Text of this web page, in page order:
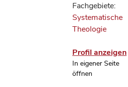
Fachgebiete:
Systematische
Theologie
Profil anzeigen
In eigener Seite
öffnen